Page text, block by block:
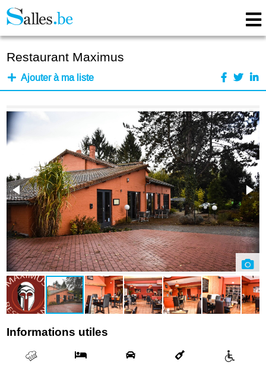
Restaurant Maximus
Ajouter à ma liste
Informations utiles